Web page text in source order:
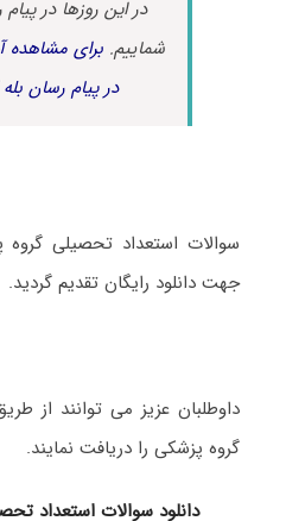
در این روزها در
شماییم.برای مشاهده
در پیام رسان
جهت دانلود رایگان تقدیم گردید.
داوطلبان عزیز می توانند از
گروه پزشکی را دریافت نمایند.
دانلود سوالات استعداد